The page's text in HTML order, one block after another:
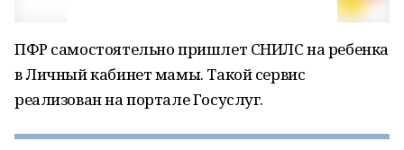
ПФР самостоятельно пришлет СНИЛС на ребенка
в Личный кабинет мамы. Такой сервис
реализован на портале Госуслуг.